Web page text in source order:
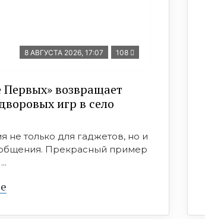
8 АВГУСТА 2026, 17:07 108
возвращает
игр в село
не только для гаджетов, но и
Прекрасный пример